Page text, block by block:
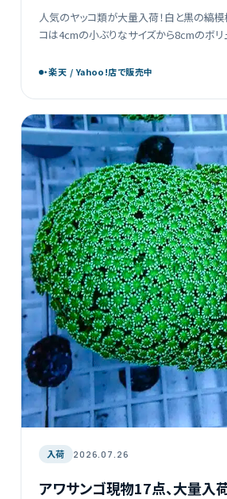
人気のヤッコ類が大量入荷！白と黒の縞
コは4cmの小ぶりなサイズから8cmのボ
ら大型まで幅広くラインナップしています。
・楽天 / Yahoo!店で販売中
入荷 2026.07.26
アワサンゴ現物17点、大量入荷